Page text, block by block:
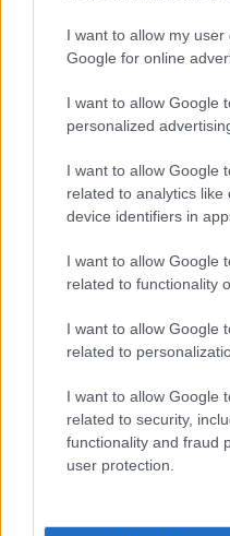
I want to allow my
Google for online
I want to allow Google
personalized
I want to allow Google
related to analytics like
device identifiers in
I want to allow Google
related to functionality
I want to allow Google
related to
I want to allow Google
related to security,
functionality and fraud
user protection.